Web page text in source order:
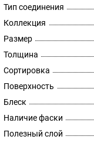
Тип соединения
Коллекция
Размер
Толщина
Сортировка
Поверхность
Блеск
Наличие фаски
Полезный слой